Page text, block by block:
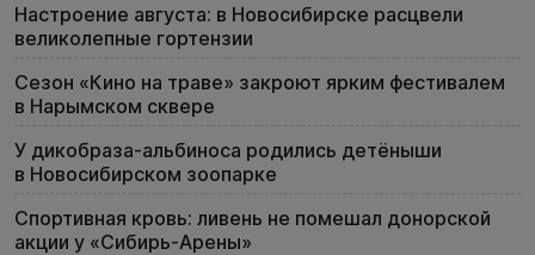
Настроение августа: в Новосибирске расцвели
великолепные гортензии
Сезон «Кино на траве» закроют ярким фестивалем
в Нарымском сквере
У дикобраза-альбиноса родились детёныши
в Новосибирском зоопарке
Спортивная кровь: ливень не помешал донорской
акции у «Сибирь-Арены»